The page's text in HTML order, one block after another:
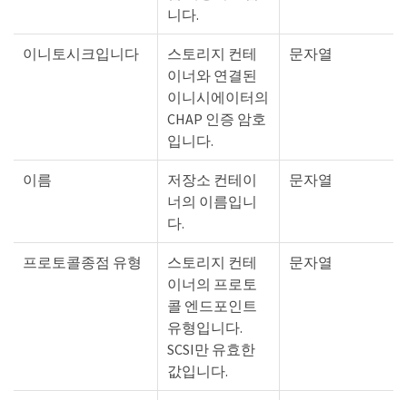
니다.
이니토시크입니다
스토리지 컨테
이너와 연결된
이니시에이터의
CHAP 인증 암호
입니다.
문자열
이름
저장소 컨테이
너의 이름입니
다.
문자열
프로토콜종점 유형
스토리지 컨테
이너의 프로토
콜 엔드포인트
유형입니다.
SCSI만 유효한
값입니다.
문자열